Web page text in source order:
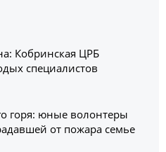
Кобринская ЦРБ
специалистов
горя: юные волонтеры
от пожара семье